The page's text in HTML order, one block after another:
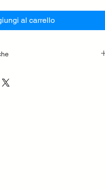
al carrello
con recupero di energia